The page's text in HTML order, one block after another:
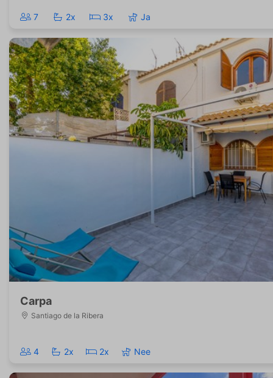
7 2x 3x Ja
Carpa
Santiago de la Ribera
4 2x 2x Nee